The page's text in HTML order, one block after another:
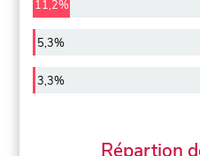
11,2%
5,3%
3,3%
Répartion